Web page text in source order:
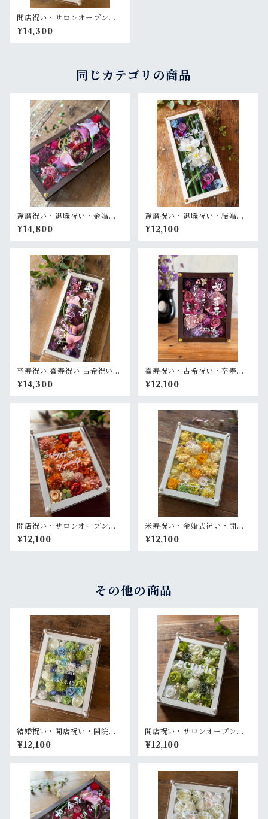
開店祝い・サロンオープン祝
い・母の日ギフト【名入れ】
プリザーブドフラワーアレン
ジ ウッドフレーム ロング白木
¥14,300
同じカテゴリの商品
還暦祝い・退職祝い・金婚式
祝い・周年祝い【名入れ ゴー
ルド文字】プリザーブドフラ
ワーアレンジ ウッドフレーム
ー〉
¥14,800
還暦祝い・退職祝い・結婚式
両親贈呈品【名入れ】プリザ
ーブドフラワーアレンジ 和風
白木枠ロング〈竹 青紫 〉名入
式両親贈呈品に
¥12,100
卒寿祝い 喜寿祝い 古希祝い
【名入れ】プリザーブドフラ
ワーアレンジ ウッドフレーム
白木枠ロング〈パープル〉
¥14,300
喜寿祝い・古希祝い・卒寿祝
い・長寿祝い・結婚記念日祝
い【名入れ】プリザーブドフ
ラワーアレンジ ウッドフレー
¥12,100
開店祝い・サロンオープン祝
い・退職祝い・結婚祝い【名
入れ】プリザーブドフラワー
アレンジ ウッドフレーム 白木
¥12,100
米寿祝い・金婚式祝い・開店
祝い・サロンオープン祝い・
退職祝い【名入れ】プリザー
ブドフラワーアレンジ ウッド
¥12,100
その他の商品
結婚祝い・開店祝い・開院祝
い・サロンオープン祝い・周
年祝い【名入れ】プリザーブ
ドフラワーアレンジ ウッドフ
ルー〉
¥12,100
開店祝い・サロンオープン祝
い・開院祝い・退職祝い【名
入れ】プリザーブドフラワー
アレンジ ウッドフレーム 白木
¥12,100